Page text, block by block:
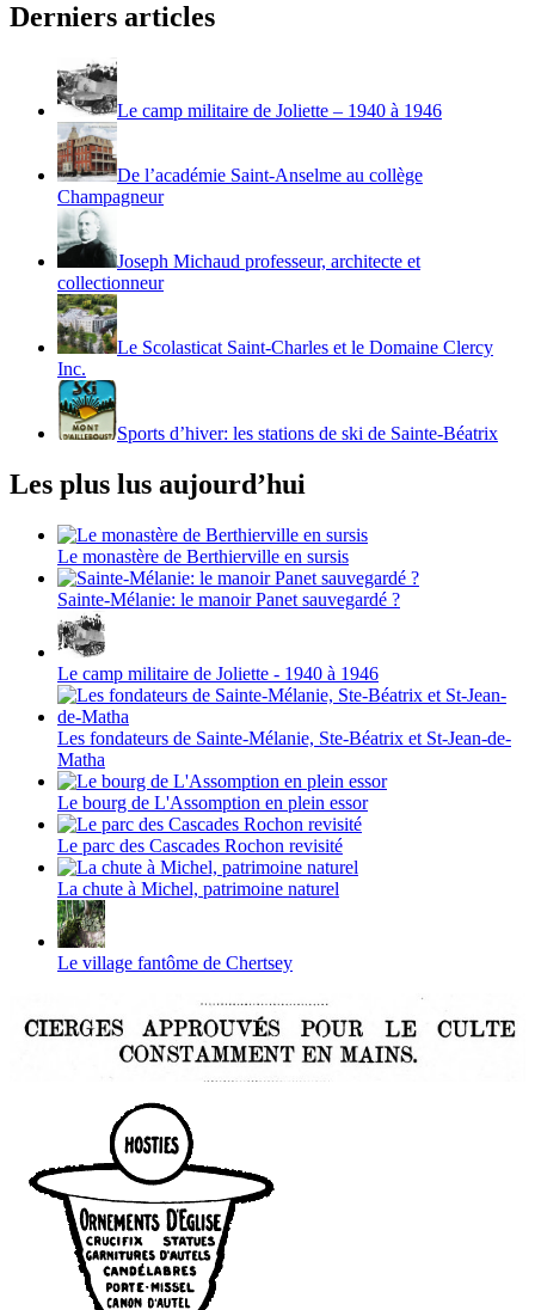
Derniers articles
Le camp militaire de Joliette – 1940 à 1946
De l’académie Saint-Anselme au collège
Champagneur
Joseph Michaud professeur, architecte et
collectionneur
Le Scolasticat Saint-Charles et le Domaine Clercy
Inc.
Sports d’hiver: les stations de ski de Sainte-Béatrix
Les plus lus aujourd’hui
Le monastère de Berthierville en sursis
Sainte-Mélanie: le manoir Panet sauvegardé ?
Le camp militaire de Joliette - 1940 à 1946
Les fondateurs de Sainte-Mélanie, Ste-Béatrix et St-Jean-de-
Matha
Le bourg de L'Assomption en plein essor
Le parc des Cascades Rochon revisité
La chute à Michel, patrimoine naturel
Le village fantôme de Chertsey